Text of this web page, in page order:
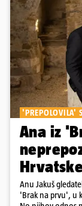
'PREPOLOVILA'
Ana iz
Anu Jakuš
'Brak na prvu', u